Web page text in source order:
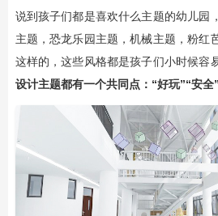
说到孩子们都是喜欢什么主题的幼儿园
主题，恐龙乐园主题，机械主题，粉红
这样的，这些风格都是孩子们小时候容
设计主题都有一个共同点：“好玩”“安全”